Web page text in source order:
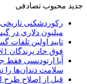
جدید محبوب تصادفی
میلیون دلاری در
تایید اولین تلفات
فوق حاد پرندگان H5N1 در استرالیا
آیا ارتودنسی فقط
سلامت دندان‌ها را